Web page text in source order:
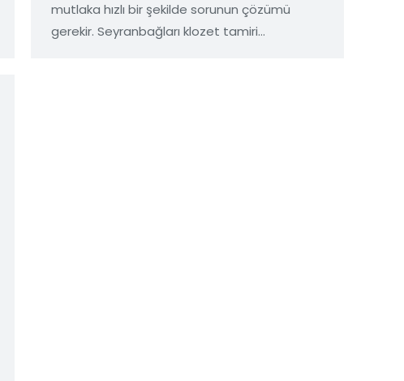
mutlaka hızlı bir şekilde sorunun çözümü
gerekir. Seyranbağları klozet tamiri…